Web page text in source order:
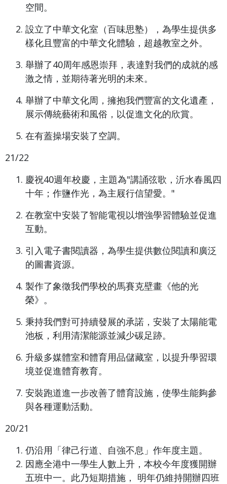
空間。
設立了中華文化室（百味思塾），為學生提供多
樣化且豐富的中華文化體驗，超越教室之外。
舉辦了40周年感恩崇拜，表達對我們的成就的感
激之情，並期待著光明的未來。
舉辦了中華文化周，擁抱我們豐富的文化遺產，
展示傳統藝術和風俗，以促進文化的欣賞。
在有蓋操場安裝了空調。
21/22
慶祝40週年校慶，主題為"講誦弦歌，沂水春風四
十年；作鹽作光，為主屐行信望愛。"
在教室中安裝了智能電視以增強學習體驗並促進
互動。
引入電子書閱讀器，為學生提供數位閱讀和廣泛
的圖書資源。
製作了象徵我們學校的馬賽克壁畫《他的光
榮》。
秉持我們對可持續發展的承諾，安裝了太陽能電
池板，利用清潔能源並減少碳足跡。
升級多媒體室和體育用品儲藏室，以提升學習環
境並促進體育教育。
安裝跑道進一步改善了體育設施，使學生能夠參
與各種運動活動。
20/21
仍沿用「律己行道、自強不息」作年度主題。
因應全港中一學生人數上升，本校今年度獲開辦
五班中一。此乃短期措施， 明年仍維持開辦四班